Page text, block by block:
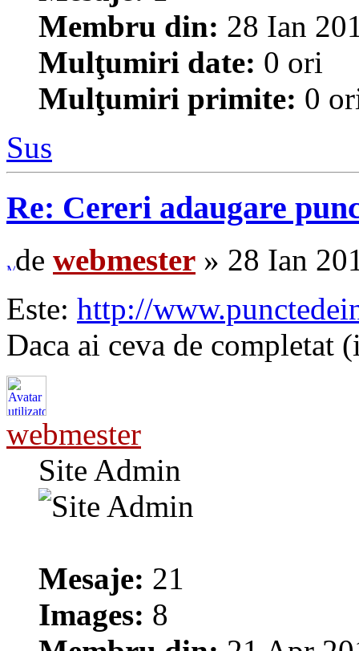
Membru din: 28 Ian
Mulţumiri date: 0 ori
Mulţumiri primite: 0
Sus
Re: Cereri adaugare
de webmester » 28 Ian
Este: http://
Daca ai ceva de completat
webmester
Site Admin
Mesaje: 21
Images: 8